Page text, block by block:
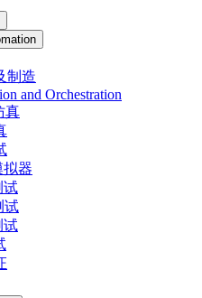
制造
and Orchestration
真
拟器
试
试
试